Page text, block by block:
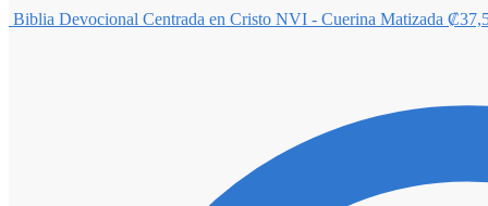
Biblia Devocional Centrada en Cristo NVI - Cuerina Matizada ₡